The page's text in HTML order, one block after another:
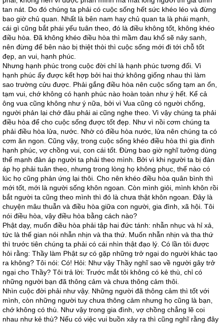
tan nát. Do đó chúng ta phải có cuộc sống hết sức khéo léo và đừng
bao giờ chủ quan. Nhất là bên nam hay chủ quan ta là phái mạnh,
cái gì cũng bắt phái yếu tuân theo, đó là điều không tốt, không khéo
điều hòa. Đã không khéo điều hòa thì mầm đau khổ sẽ nảy sanh,
nên đừng để bên nào bị thiệt thòi thì cuộc sống mới đi tới chỗ tốt
đẹp, an vui, hạnh phúc.
Nhưng hạnh phúc trong cuộc đời chỉ là hạnh phúc tương đối. Vì
hạnh phúc ấy được kết hợp bởi hai thứ không giống nhau thì làm
sao trường cửu được. Phải gắng điều hòa nên cuộc sống tạm an ổn,
tạm vui, chớ không có hạnh phúc nào hoàn toàn như ý hết. Kể cả
ông vua cũng không như ý nữa, bởi vì Vua cũng có người chống,
người phản lại chớ đâu phải ai cũng nghe theo. Vì vậy chúng ta phải
điều hòa để cho cuộc sống được tốt đẹp. Như vì nồi cơm chúng ta
phải điều hòa lửa, nước. Nhờ có điều hòa nước, lửa nên chúng ta có
cơm ăn ngon. Cũng vậy, trong cuộc sống khéo điều hòa thì gia đình
hạnh phúc, vợ chồng vui, con cái tốt. Đừng bao giờ nghĩ tưởng dùng
thế mạnh đàn áp người ta phải theo mình. Bởi vì khi người ta bị đàn
áp họ phải tuân theo, nhưng trong lòng họ không phục, thế nào có
lúc họ cũng phản ứng lại thôi. Cho nên khéo điều hòa quân bình thì
mới tốt, mới là người sống khôn ngoan. Còn mình giỏi, mình khôn rồi
bắt người ta cũng theo mình thì đó là chưa thật khôn ngoan. Đây là
chuyện mâu thuẫn và điều hòa giữa con người, gia đình, xã hội. Tôi
nói điều hòa, vậy điều hòa bằng cách nào?
Phật dạy, muốn điều hòa phải tập hai đức tánh: nhẫn nhục và hỉ xả,
tức là thế gian nói nhẫn nhịn và tha thứ. Muốn nhẫn nhịn và tha thứ
thì trước tiên chúng ta phải có cái nhìn thật đạo lý. Có lần tôi được
hỏi rằng: Thầy làm Phật sự có gặp những trở ngại do người khác tạo
ra không? Tôi nói: Có! Hỏi: Như vậy Thầy nghĩ sao về người gây trở
ngại cho Thầy? Tôi trả lời: Trước mắt tôi không có kẻ thù, chỉ có
những người bạn đã thông cảm và chưa thông cảm thôi.
Nhìn cuộc đời phải như vậy. Những người đã thông cảm thì tốt với
mình, còn những người tuy chưa thông cảm nhưng họ cũng là bạn,
chớ không có thù. Như vậy trong gia đình, vợ chồng chẳng lẽ coi
nhau như kẻ thù? Nếu có việc vui buồn xảy ra thì cũng nghĩ rằng đây